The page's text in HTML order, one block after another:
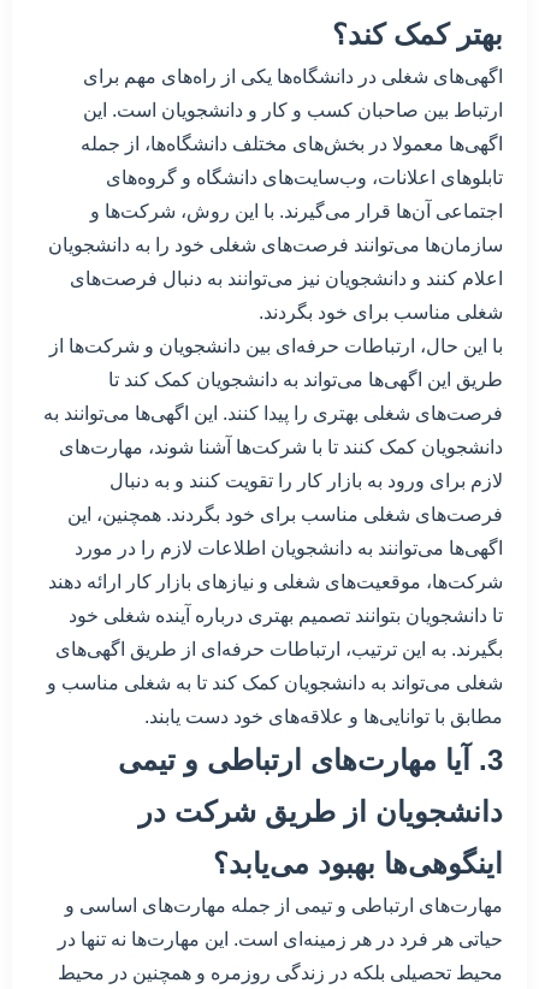
بهتر کمک کند؟
اگهی‌های شغلی در دانشگاه‌ها یکی از راه‌های مهم برای
ارتباط بین صاحبان کسب و کار و دانشجویان است. این
اگهی‌ها معمولا در بخش‌های مختلف دانشگاه‌ها، از جمله
تابلوهای اعلانات، وب‌سایت‌های دانشگاه و گروه‌های
اجتماعی آن‌ها قرار می‌گیرند. با این روش، شرکت‌ها و
سازمان‌ها می‌توانند فرصت‌های شغلی خود را به دانشجویان
اعلام کنند و دانشجویان نیز می‌توانند به دنبال فرصت‌های
شغلی مناسب برای خود بگردند.
با این حال، ارتباطات حرفه‌ای بین دانشجویان و شرکت‌ها از
طریق این اگهی‌ها می‌تواند به دانشجویان کمک کند تا
فرصت‌های شغلی بهتری را پیدا کنند. این اگهی‌ها می‌توانند به
دانشجویان کمک کنند تا با شرکت‌ها آشنا شوند، مهارت‌های
لازم برای ورود به بازار کار را تقویت کنند و به دنبال
فرصت‌های شغلی مناسب برای خود بگردند. همچنین، این
اگهی‌ها می‌توانند به دانشجویان اطلاعات لازم را در مورد
شرکت‌ها، موقعیت‌های شغلی و نیازهای بازار کار ارائه دهند
تا دانشجویان بتوانند تصمیم بهتری درباره آینده شغلی خود
بگیرند. به این ترتیب، ارتباطات حرفه‌ای از طریق اگهی‌های
شغلی می‌تواند به دانشجویان کمک کند تا به شغلی مناسب و
مطابق با توانایی‌ها و علاقه‌های خود دست یابند.
3. آیا مهارت‌های ارتباطی و تیمی
دانشجویان از طریق شرکت در
اینگوهی‌ها بهبود می‌یابد؟
مهارت‌های ارتباطی و تیمی از جمله مهارت‌های اساسی و
حیاتی هر فرد در هر زمینه‌ای است. این مهارت‌ها نه تنها در
محیط تحصیلی بلکه در زندگی روزمره و همچنین در محیط